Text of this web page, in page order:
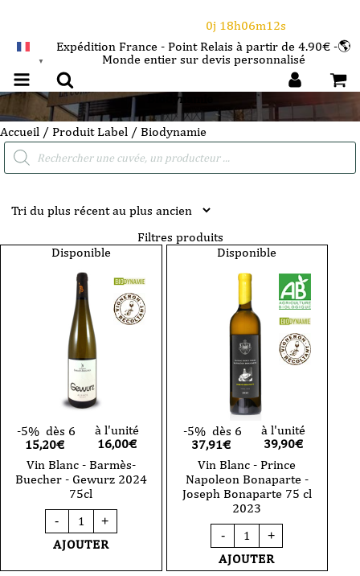
0j 18h06m11s
▼
Expédition France - Point Relais à partir de 4.90€ -🌎
Monde entier sur devis personnalisé
Biodynamie
Accueil / Produit Label / Biodynamie
Recherche
Filtres produits
Disponible
-5% dès 6
15,20€
à l'unité
16,00€
Vin Blanc - Barmès-
Buecher - Gewurz 2024
75cl
-
quantité
de
Vin
Blanc
+
AJOUTER
Disponible
-5% dès 6
37,91€
à l'unité
39,90€
Vin Blanc - Prince
Napoleon Bonaparte -
Joseph Bonaparte 75 cl
2023
-
quantité
de
Vin
Blanc
+
AJOUTER